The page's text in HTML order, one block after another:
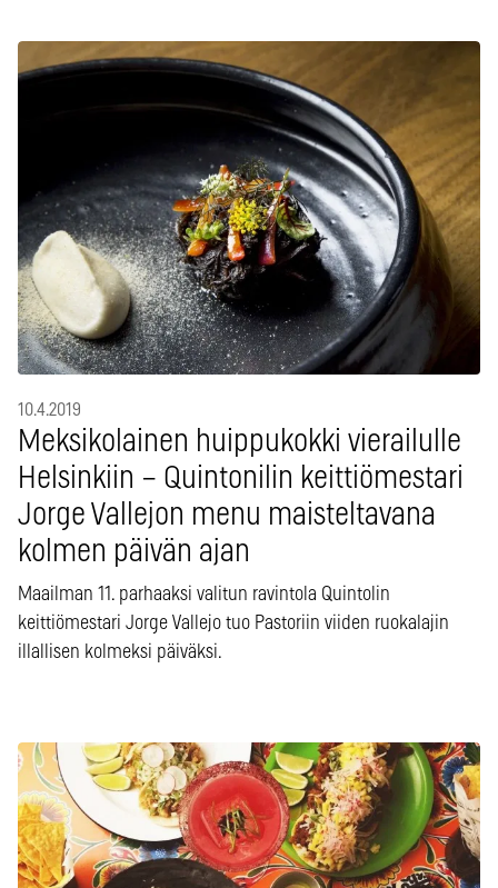
10.4.2019
Meksikolainen huippukokki vierailulle
Helsinkiin – Quintonilin keittiömestari
Jorge Vallejon menu maisteltavana
kolmen päivän ajan
Maailman 11. parhaaksi valitun ravintola Quintolin
keittiömestari Jorge Vallejo tuo Pastoriin viiden ruokalajin
illallisen kolmeksi päiväksi.